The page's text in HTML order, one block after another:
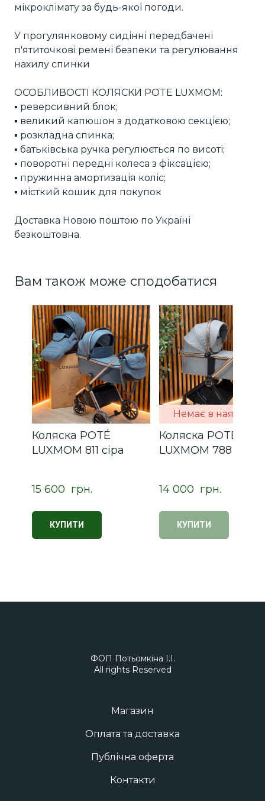
мікроклімату за будь-якої погоди.
У прогулянковому сидінні передбачені
п'ятиточкові ремені безпеки та регулювання
нахилу спинки
ОСОБЛИВОСТІ КОЛЯСКИ POTE LUXMOM:
▪︎ реверсивний блок;
▪︎ великий капюшон з додатковою секцією;
▪︎ розкладна спинка;
▪︎ батьківська ручка регулюється по висоті;
▪︎ поворотні передні колеса з фіксацією;
▪︎ пружинна амортизація коліс;
▪︎ місткий кошик для покупок
Доставка Новою поштою по Україні
безкоштовна.
Вам також може сподобатися
Коляска POTÉ
LUXMOM 811 сіра
15 600  грн.
КУПИТИ
Немає в наявності
Коляска POTÉ
LUXMOM 788 крем
14 000  грн.
КУПИТИ
ФОП Потьомкіна І.І.
All rights Reserved
Магазин
Оплата та доставка
Публічна оферта
Контакти